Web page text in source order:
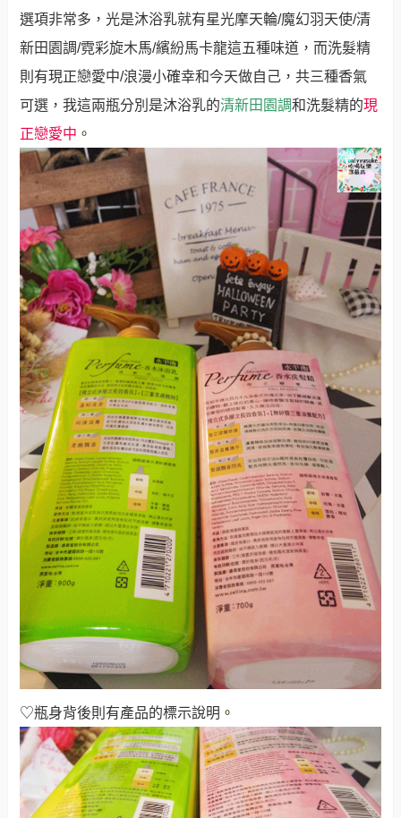
選項非常多，光是沐浴乳就有星光摩天輪/魔幻羽天使/清
新田園調/霓彩旋木馬/繽紛馬卡龍這五種味道，而洗髮精
則有現正戀愛中/浪漫小確幸和今天做自己，共三種香氣
可選，我這兩瓶分別是沐浴乳的清新田園調和洗髮精的現
正戀愛中 。
♡瓶身背後則有產品的標示說明 。